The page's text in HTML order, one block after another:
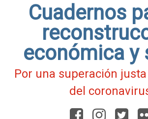
Cuadernos
económica y
Por una superación
del
Facebook